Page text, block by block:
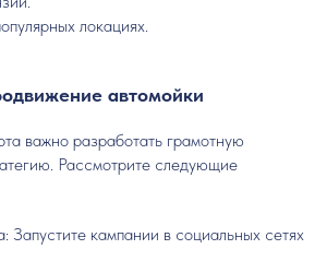
локациях.
автомойки
важно разработать грамотную
Рассмотрите следующие
Запустите кампании в социальных сетях